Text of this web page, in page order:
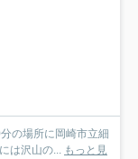
の場所に岡崎市立細
は沢山の... もっと見